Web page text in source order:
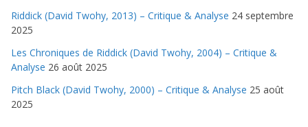
Riddick (David Twohy, 2013) – Critique & Analyse 24 septembre
2025
Les Chroniques de Riddick (David Twohy, 2004) – Critique &
Analyse 26 août 2025
Pitch Black (David Twohy, 2000) – Critique & Analyse 25 août
2025